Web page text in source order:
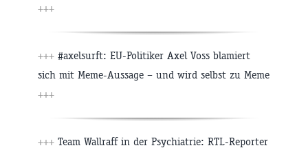
+++
+++ #axelsurft: EU-Politiker Axel Voss blamiert
sich mit Meme-Aussage – und wird selbst zu Meme
+++
+++ Team Wallraff in der Psychiatrie: RTL-Reporter